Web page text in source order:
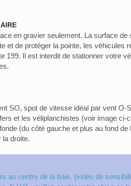
en gravier seulement. La surface de
et de protéger la pointe, les véhicules
199. Il est interdit de stationner votre
SO, spot de vitesse idéal par vent O-
et les véliplanchistes (voir image ci-
(du côté gauche et plus au fond de
la droite.
au centre de la baie. (vidéo de